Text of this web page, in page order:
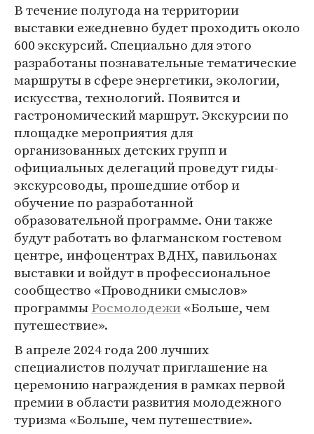
В течение полугода на территории
выставки ежедневно будет проходить около
600 экскурсий. Специально для этого
разработаны познавательные тематические
маршруты в сфере энергетики, экологии,
искусства, технологий. Появится и
гастрономический маршрут. Экскурсии по
площадке мероприятия для
организованных детских групп и
официальных делегаций проведут гиды-
экскурсоводы, прошедшие отбор и
обучение по разработанной
образовательной программе. Они также
будут работать во флагманском гостевом
центре, инфоцентрах ВДНХ, павильонах
выставки и войдут в профессиональное
сообщество «Проводники смыслов»
программыРосмолодежи«Больше, чем
путешествие».
В апреле 2024 года 200 лучших
специалистов получат приглашение на
церемонию награждения в рамках первой
премии в области развития молодежного
туризма «Больше, чем путешествие».